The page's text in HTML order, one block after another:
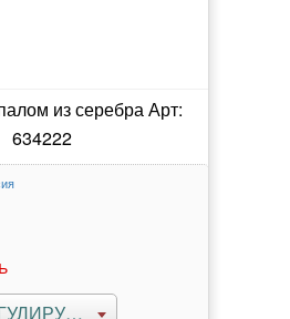
из серебра Арт:
634222
РЕГУЛИРУЕМЫЙ